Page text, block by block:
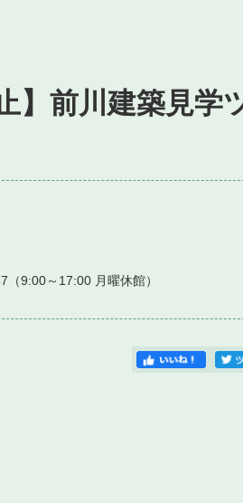
】前川建築見学
9:00～17:00 月曜休館）